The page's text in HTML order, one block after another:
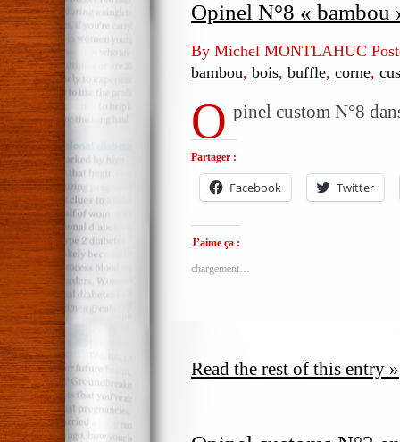
Opinel N°8 « bambou
By Michel MONTLAHUC
bambou, bois, buffle, corne,
O pinel custom N°8
Partager :
Facebook Twitter
J’aime ça :
chargement…
Read the rest of this entry »